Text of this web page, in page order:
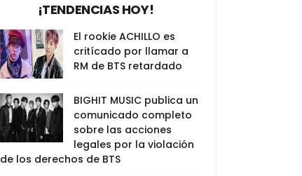
¡TENDENCIAS HOY!
El rookie ACHILLO es
critícado por llamar a
RM de BTS retardado
BIGHIT MUSIC publica un
comunicado completo
sobre las acciones
legales por la violación
de los derechos de BTS